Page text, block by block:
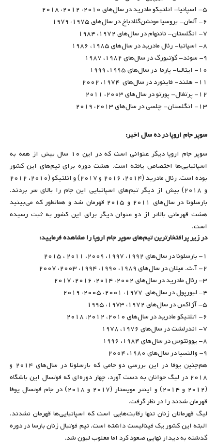
۵- اسپانیا- اتلتیکو مادرید در سال‌های ۲۰۱۰، ۲۰۱۲، ۲۰۱۸
۶- آلمان- بروسیا مونشن‌گلادباخ در سال‌های ۱۹۷۵، ۱۹۷۹
۷- انگلستان- تاتنهام در سال‌های ۱۹۷۲، ۱۹۸۴
۸- اسپانیا- رئال مادرید در سال‌های ۱۹۸۵، ۱۹۸۶
۹- سوئد- گوتبورگ در سال‌های ۱۹۸۲، ۱۹۸۷
۱۰- ایتالیا- پارما در سال‌های ۱۹۹۵، ۱۹۹۹
۱۱- هلند- فاینورد در سال‌های ۱۹۷۴، ۲۰۰۲
۱۲- پرتغال- پورتو در سال‌های ۲۰۰۳، ۲۰۱۱
۱۳- انگلستان- چلسی در سال‌های ۲۰۱۳، ۲۰۱۹
سوپر جام اروپا در ده سال اخیر:
سوپر جام اروپا دیگر عنوانی است که در این ۱۰ سال بیش از همه به
اسپانیایی‌ها اختصاص یافته است. هشت دوره برای تیم‌های این کشور
بوده است. رئال مادرید (۲۰۱۴، ۲۰۱۶ و ۲۰۱۷) و اتلتیکو (۲۰۱۰، ۲۰۱۲
و ۲۰۱۸) بیش از دیگر تیم‌های اسپانیایی این جام را بالای سر بردند.
بارسلونا در سال‌های ۲۰۱۱ و ۲۰۱۵ قهرمان شد و همانطور که می‌بینید
هشت قهرمانی بالاتر از دو عنوان دیگر برای این کشور به ثبت رسیده
است.
در زیر پرافتخارترین تیم‌های سوپر جام اروپا را مشاهده فرمایید:
۱- بارسلونا در سال‌های ۱۹۹۲، ۱۹۹۷، ۲۰۰۹، ۲۰۱۱ ، ۲۰۱۵
۲- آ.ث. میلان در سال‌های ۱۹۸۹، ۱۹۹۰، ۱۹۹۴، ۲۰۰۳، ۲۰۰۷
۳- رئال مادرید در سال‌های ۲۰۰۲، ۲۰۱۴، ۲۰۱۶، ۲۰۱۷
۴- لیورپول در سال‌های ۱۹۷۷، ۲۰۰۱، ۲۰۰۵، ۲۰۱۹
۵- آژاکس در سال‌های ۱۹۷۲، ۱۹۷۳، ۱۹۹۵
۶- اتلتیکو مادرید در سال‌های ۲۰۱۰، ۲۰۱۲، ۲۰۱۸
۷- اندرلشت در سال‌های ۱۹۷۶، ۱۹۷۸
۸- یوونتوس در سال‌های ۱۹۸۴، ۱۹۹۶
۹- والنسیا در سال‌های ۱۹۸۰، ۲۰۰۴
هم‌چنین یوفا در این بررسی دو جامی که بارسلونا در سال‌های ۲۰۱۴ و
۲۰۱۸ در لیگ جوانان به دست آورد، چهار دوره‌ای که فوتسال این باشگاه
(۲۰۱۲ و ۲۰۱۴) و اینتر مویستار (۲۰۱۷ و ۲۰۱۸) در جام فوتسال یوفا
قهرمان شدند را در نظر گرفت.
لیگ قهرمانان زنان تنها رقابت‌هایی است که اسپانیایی‌ها قهرمان نشدند.
البته این کشور یک فینالیست داشته است. تیم فوتبال زنان بارسا در دوره
گذشته به دیدار نهایی صعود کرد اما مغلوب لیون شد.